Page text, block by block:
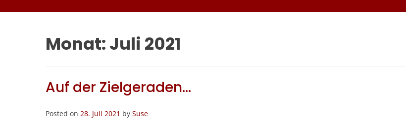
Monat:Juli 2021
Auf der Zielgeraden…
Posted on 28. Juli 2021 by Suse